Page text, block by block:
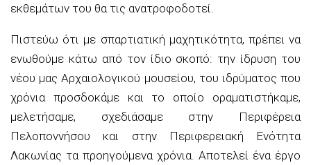
εκθεμάτων του θα τις ανατροφοδοτεί.
Πιστεύω ότι με σπαρτιατική μαχητικότητα, πρέπει να
ενωθούμε κάτω από τον ίδιο σκοπό: την ίδρυση του
νέου μας Αρχαιολογικού μουσείου, του ιδρύματος που
χρόνια προσδοκάμε και το οποίο οραματιστήκαμε,
μελετήσαμε, σχεδιάσαμε στην Περιφέρεια
Πελοποννήσου και στην Περιφερειακή Ενότητα
Λακωνίας τα προηγούμενα χρόνια. Αποτελεί ένα έργο